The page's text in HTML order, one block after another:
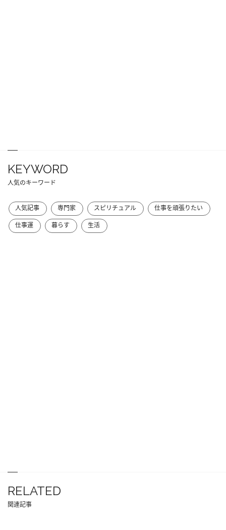
KEYWORD
人気のキーワード
人気記事 専門家 スピリチュアル
仕事を頑張りたい
仕事運
暮らす 生活
RELATED
関連記事